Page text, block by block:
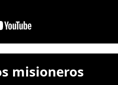
misioneros